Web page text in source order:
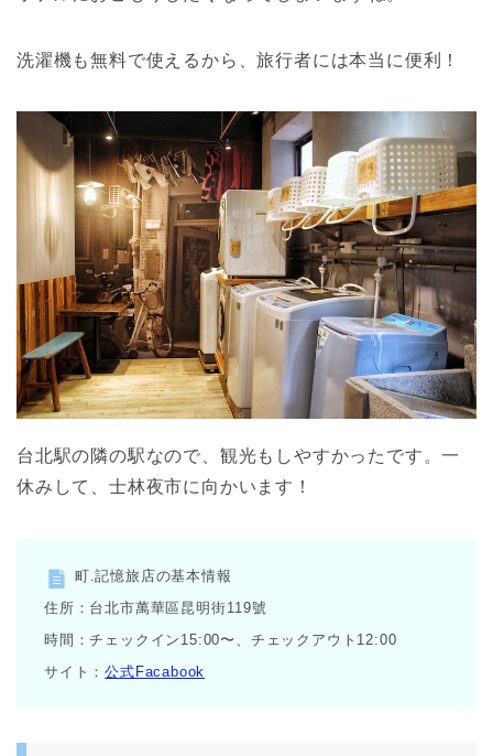
洗濯機も無料で使えるから、旅行者には本当に便利！
台北駅の隣の駅なので、観光もしやすかったです。一
休みして、士林夜市に向かいます！
町.記憶旅店の基本情報
住所：台北市萬華區昆明街119號
時間：チェックイン15:00〜、チェックアウト12:00
サイト：公式Facabook